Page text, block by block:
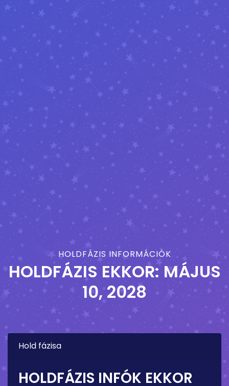
HOLDFÁZIS INFORMÁCIÓK
HOLDFÁZIS EKKOR: MÁJUS
10, 2028
Hold fázisa
HOLDFÁZIS INFÓK EKKOR